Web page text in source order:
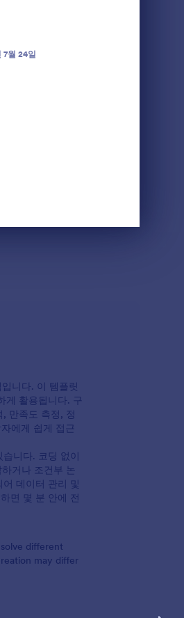
7월 24일
니다. 이 템플릿
게 활용됩니다. 구
만족도 측정, 정
에게 쉽게 접근
니다. 코딩 없이
거나 조건부 논
데이터 관리 및
면 몇 분 안에 전
different
may differ